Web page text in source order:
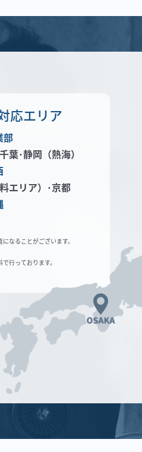
応エリア
部
葉･静岡（熱海）
エリア） ･京都
なることがございます。
行っております。